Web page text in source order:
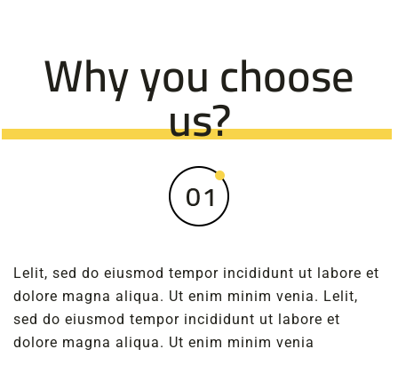
Why you choose
us?
Lelit, sed do eiusmod tempor incididunt ut labore et
dolore magna aliqua. Ut enim minim venia. Lelit,
sed do eiusmod tempor incididunt ut labore et
dolore magna aliqua. Ut enim minim venia